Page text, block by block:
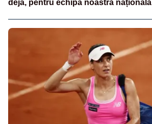
deja, pentru echipa noastră națională